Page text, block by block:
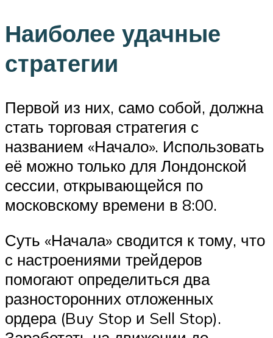
Наиболее удачные
стратегии
Первой из них, само собой, должна
стать торговая стратегия с
названием «Начало». Использовать
её можно только для Лондонской
сессии, открывающейся по
московскому времени в 8:00.
Суть «Начала» сводится к тому, что
с настроениями трейдеров
помогают определиться два
разносторонних отложенных
ордера (Buy Stop и Sell Stop).